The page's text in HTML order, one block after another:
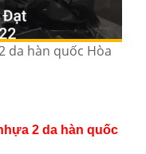
da hàn quốc Hòa
2 da hàn quốc